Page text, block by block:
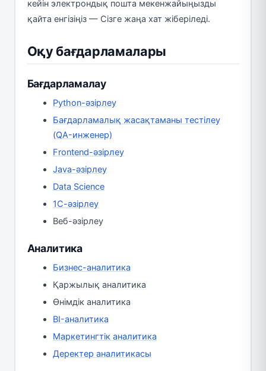
кейін электрондық пошта мекенжайыңызды
қайта енгізіңіз — Сізге жаңа хат жіберіледі.
Оқу бағдарламалары
Бағдарламалау
Python-әзірлеу
Бағдарламалық жасақтаманы тестілеу
(QA-инженер)
Frontend-әзірлеу
Java-әзірлеу
Data Science
1С-әзірлеу
Веб-әзірлеу
Аналитика
Бизнес-аналитика
Қаржылық аналитика
Өнімдік аналитика
BI-аналитика
Маркетингтік аналитика
Деректер аналитикасы